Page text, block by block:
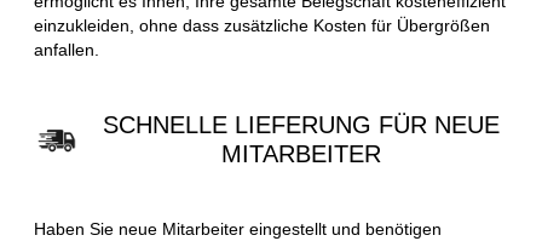
einzukleiden, ohne dass zusätzliche Kosten für Übergrößen
anfallen.
SCHNELLE LIEFERUNG FÜR NEUE
MITARBEITER
Haben Sie neue Mitarbeiter eingestellt und benötigen